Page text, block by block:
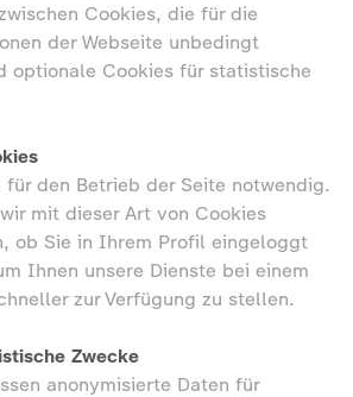
Cookies, die für die
der Webseite unbedingt
optionale Cookies für statistische
für den Betrieb der Seite notwendig.
mit dieser Art von Cookies
ob Sie in Ihrem Profil eingeloggt
Ihnen unsere Dienste bei einem
zur Verfügung zu stellen.
Zwecke
anonymisierte Daten für